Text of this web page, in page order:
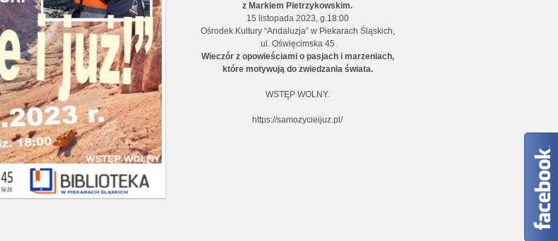
z Markiem Pietrzykowskim.
15 listopada 2023, g.18:00
Ośrodek Kultury “Andaluzja” w Piekarach Śląskich,
ul. Oświęcimska 45
Wieczór z opowieściami o pasjach i marzeniach,
które motywują do zwiedzania świata.
WSTĘP WOLNY.
https://samozycieijuz.pl/